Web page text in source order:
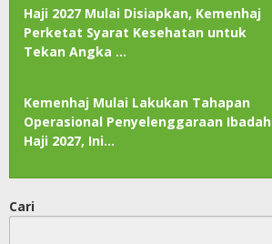
Haji 2027 Mulai Disiapkan, Kemenhaj
Perketat Syarat Kesehatan untuk
Tekan Angka …
Kemenhaj Mulai Lakukan Tahapan
Operasional Penyelenggaraan Ibadah
Haji 2027, Ini…
Cari